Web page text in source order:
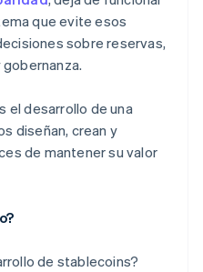
que evite esos
sobre reservas,
el desarrollo de una
diseñan, crean y
de mantener su valor
de stablecoins?